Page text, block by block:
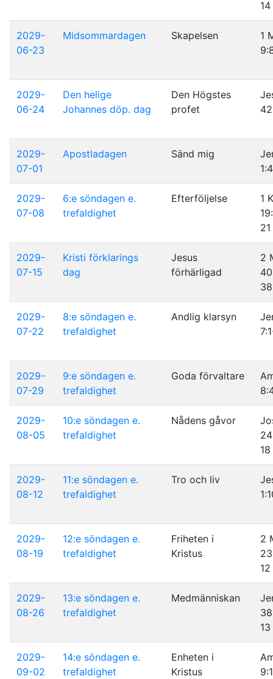
14
2029-
06-23
Midsommardagen Skapelsen
1
2029-
06-24
Den helige
Johannes döp. dag
Den Högstes
profet
2029-
07-01
Apostladagen Sänd mig
2029-
07-08
6:e söndagen e.
trefaldighet
Efterföljelse
1
21
2029-
07-15
Kristi förklarings
dag
Jesus
förhärligad
2
38
2029-
07-22
8:e söndagen e.
trefaldighet
Andlig klarsyn
2029-
07-29
9:e söndagen e.
trefaldighet
Goda förvaltare
2029-
08-05
10:e söndagen e.
trefaldighet
Nådens gåvor
18
2029-
08-12
11:e söndagen e.
trefaldighet
Tro och liv
2029-
08-19
12:e söndagen e.
trefaldighet
Friheten i
Kristus
2
12
2029-
08-26
13:e söndagen e.
trefaldighet
Medmänniskan
13
2029-
09-02
14:e söndagen e.
trefaldighet
Enheten i
Kristus